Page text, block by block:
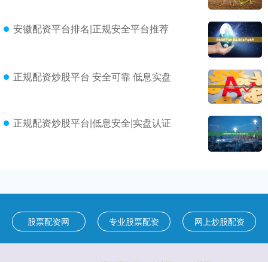
安徽配资平台排名|正规安全平台推荐
正规配资炒股平台 安全可靠 低息实盘
正规配资炒股平台|低息安全|实盘认证
股票配资网 专业股票配资 网上炒股配资